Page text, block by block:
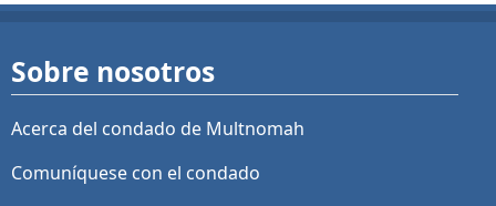
Sobre nosotros
Acerca del condado de Multnomah
Comuníquese con el condado